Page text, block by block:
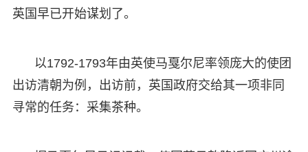
英国早已开始谋划了。
以1792-1793年由英使马戛尔尼率领庞大的使团
出访清朝为例，出访前，英国政府交给其一项非同
寻常的任务：采集茶种。